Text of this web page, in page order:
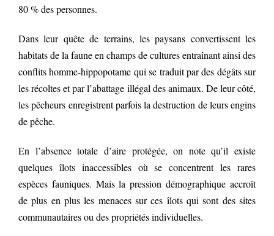
80 % des personnes.
Dans leur quête de terrains, les paysans convertissent les
habitats de la faune en champs de cultures entraînant ainsi des
conflits homme-hippopotame qui se traduit par des dégâts sur
les récoltes et par l’abattage illégal des animaux. De leur côté,
les pêcheurs enregistrent parfois la destruction de leurs engins
de pêche.
En l’absence totale d’aire protégée, on note qu’il existe
quelques îlots inaccessibles où se concentrent les rares
espèces fauniques. Mais la pression démographique accroît
de plus en plus les menaces sur ces îlots qui sont des sites
communautaires ou des propriétés individuelles.